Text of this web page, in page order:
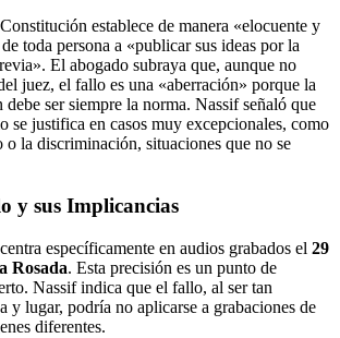
establece de manera «elocuente y
toda persona a «publicar sus ideas por la
El abogado subraya que, aunque no
juez, el fallo es una «aberración» porque la
ser siempre la norma. Nassif señaló que
se justifica en casos muy excepcionales, como
la discriminación, situaciones que no se
y sus Implicancias
específicamente en audios grabados el 29
Rosada. Esta precisión es un punto de
Nassif indica que el fallo, al ser tan
y lugar, podría no aplicarse a grabaciones de
diferentes.